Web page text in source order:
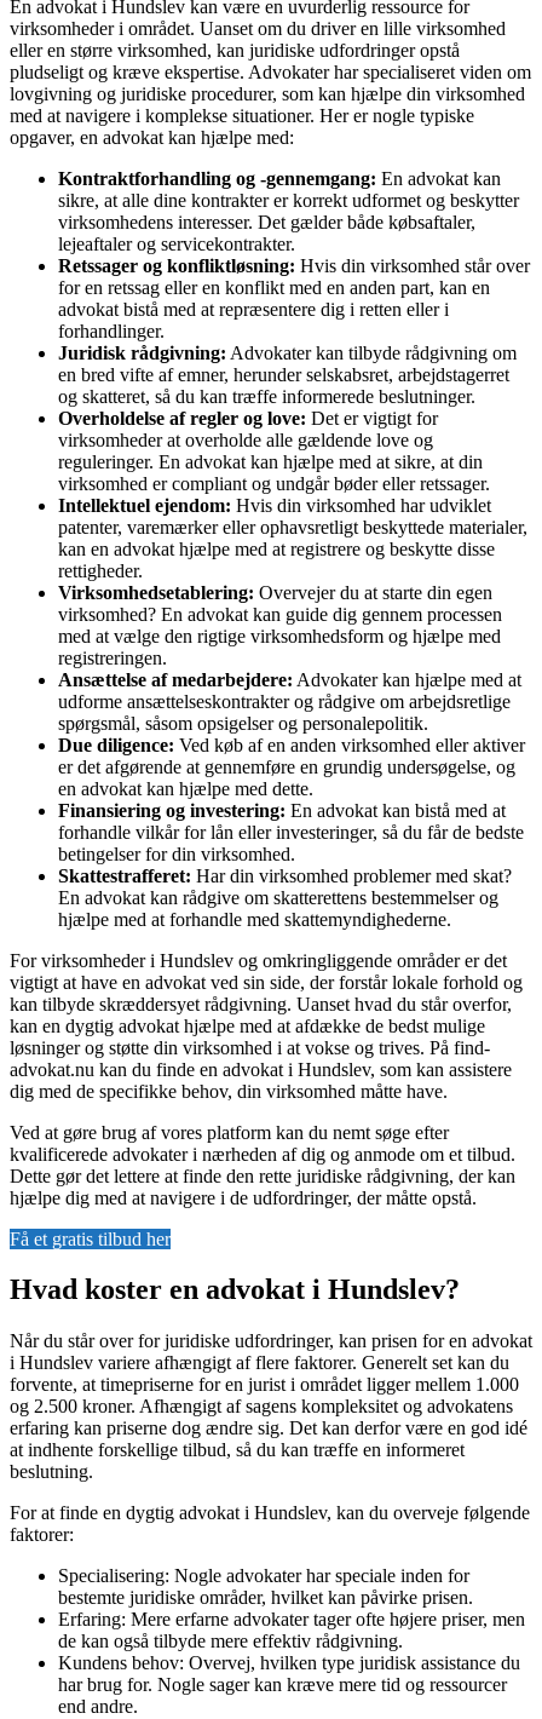
En advokat i Hundslev kan være en uvurderlig ressource for
virksomheder i området. Uanset om du driver en lille virksomhed
eller en større virksomhed, kan juridiske udfordringer opstå
pludseligt og kræve ekspertise. Advokater har specialiseret viden om
lovgivning og juridiske procedurer, som kan hjælpe din virksomhed
med at navigere i komplekse situationer. Her er nogle typiske
opgaver, en advokat kan hjælpe med:
Kontraktforhandling og -gennemgang: En advokat kan
sikre, at alle dine kontrakter er korrekt udformet og beskytter
virksomhedens interesser. Det gælder både købsaftaler,
lejeaftaler og servicekontrakter.
Retssager og konfliktløsning: Hvis din virksomhed står over
for en retssag eller en konflikt med en anden part, kan en
advokat bistå med at repræsentere dig i retten eller i
forhandlinger.
Juridisk rådgivning: Advokater kan tilbyde rådgivning om
en bred vifte af emner, herunder selskabsret, arbejdstagerret
og skatteret, så du kan træffe informerede beslutninger.
Overholdelse af regler og love: Det er vigtigt for
virksomheder at overholde alle gældende love og
reguleringer. En advokat kan hjælpe med at sikre, at din
virksomhed er compliant og undgår bøder eller retssager.
Intellektuel ejendom: Hvis din virksomhed har udviklet
patenter, varemærker eller ophavsretligt beskyttede materialer,
kan en advokat hjælpe med at registrere og beskytte disse
rettigheder.
Virksomhedsetablering: Overvejer du at starte din egen
virksomhed? En advokat kan guide dig gennem processen
med at vælge den rigtige virksomhedsform og hjælpe med
registreringen.
Ansættelse af medarbejdere: Advokater kan hjælpe med at
udforme ansættelseskontrakter og rådgive om arbejdsretlige
spørgsmål, såsom opsigelser og personalepolitik.
Due diligence: Ved køb af en anden virksomhed eller aktiver
er det afgørende at gennemføre en grundig undersøgelse, og
en advokat kan hjælpe med dette.
Finansiering og investering: En advokat kan bistå med at
forhandle vilkår for lån eller investeringer, så du får de bedste
betingelser for din virksomhed.
Skattestrafferet: Har din virksomhed problemer med skat?
En advokat kan rådgive om skatterettens bestemmelser og
hjælpe med at forhandle med skattemyndighederne.
For virksomheder i Hundslev og omkringliggende områder er det
vigtigt at have en advokat ved sin side, der forstår lokale forhold og
kan tilbyde skræddersyet rådgivning. Uanset hvad du står overfor,
kan en dygtig advokat hjælpe med at afdække de bedst mulige
løsninger og støtte din virksomhed i at vokse og trives. På find-
advokat.nu kan du finde en advokat i Hundslev, som kan assistere
dig med de specifikke behov, din virksomhed måtte have.
Ved at gøre brug af vores platform kan du nemt søge efter
kvalificerede advokater i nærheden af dig og anmode om et tilbud.
Dette gør det lettere at finde den rette juridiske rådgivning, der kan
hjælpe dig med at navigere i de udfordringer, der måtte opstå.
Få et gratis tilbud her
Hvad koster en advokat i Hundslev?
Når du står over for juridiske udfordringer, kan prisen for en advokat
i Hundslev variere afhængigt af flere faktorer. Generelt set kan du
forvente, at timepriserne for en jurist i området ligger mellem 1.000
og 2.500 kroner. Afhængigt af sagens kompleksitet og advokatens
erfaring kan priserne dog ændre sig. Det kan derfor være en god idé
at indhente forskellige tilbud, så du kan træffe en informeret
beslutning.
For at finde en dygtig advokat i Hundslev, kan du overveje følgende
faktorer:
Specialisering: Nogle advokater har speciale inden for
bestemte juridiske områder, hvilket kan påvirke prisen.
Erfaring: Mere erfarne advokater tager ofte højere priser, men
de kan også tilbyde mere effektiv rådgivning.
Kundens behov: Overvej, hvilken type juridisk assistance du
har brug for. Nogle sager kan kræve mere tid og ressourcer
end andre.